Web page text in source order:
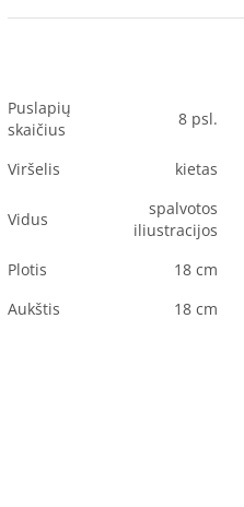
Puslapių
skaičius
8 psl.
Viršelis kietas
Vidus
spalvotos
iliustracijos
Plotis
18 cm
Aukštis
18 cm